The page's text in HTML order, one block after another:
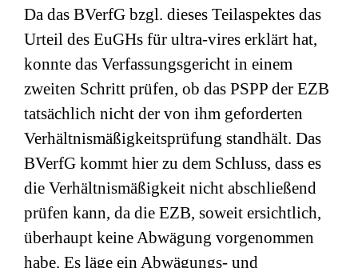
Da das BVerfG bzgl. dieses Teilaspektes das
Urteil des EuGHs für ultra-vires erklärt hat,
konnte das Verfassungsgericht in einem
zweiten Schritt prüfen, ob das PSPP der EZB
tatsächlich nicht der von ihm geforderten
Verhältnismäßigkeitsprüfung standhält. Das
BVerfG kommt hier zu dem Schluss, dass es
die Verhältnismäßigkeit nicht abschließend
prüfen kann, da die EZB, soweit ersichtlich,
überhaupt keine Abwägung vorgenommen
habe. Es läge ein Abwägungs- und